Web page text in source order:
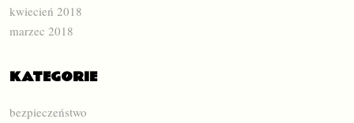
kwiecień 2018
marzec 2018
KATEGORIE
bezpieczeństwo